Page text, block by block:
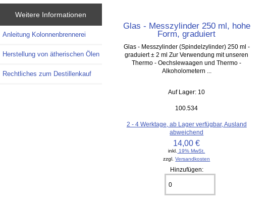
Weitere Informationen
Anleitung Kolonnenbrennerei
Herstellung von ätherischen Ölen
Rechtliches zum Destillenkauf
Glas - Messzylinder 250 ml, hohe
Form, graduiert
Glas - Messzylinder (Spindelzylinder) 250 ml -
graduiert ± 2 ml Zur Verwendung mit unseren
Thermo - Oechslewaagen und Thermo -
Alkoholometern ...
Auf Lager: 10
100.534
2 - 4 Werktage, ab Lager verfügbar, Ausland
abweichend
14,00 €
inkl. 19% MwSt.
zzgl.Versandkosten
Hinzufügen: